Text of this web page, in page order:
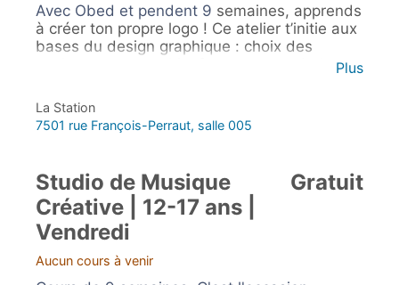
Avec Obed et pendent 9 semaines, apprends
à créer ton propre logo ! Ce atelier t’initie aux
bases du design graphique : choix des
couleurs, typographie, formes et symboles.
de développer leur créativité et leurs
compétences numériques.
Plus
La Station
7501 rue François-Perraut, salle 005
Studio de Musique
Créative | 12-17 ans |
Vendredi
Aucun cours à venir
Gratuit